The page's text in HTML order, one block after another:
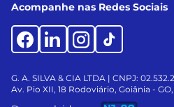
Acompanhe nas Redes Sociais
G. A. SILVA & CIA LTDA | CNPJ:
Av. Pio XII, 18 Rodoviário, Goiânia -